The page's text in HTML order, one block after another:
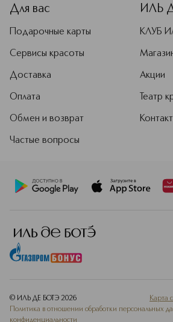
Для вас
Подарочные карты
Сервисы красоты
Доставка
Оплата
Обмен и возврат
Частые вопросы
ИЛЬ
КЛУБ
Акции
Театр
© ИЛЬ ДЕ БОТЭ 2026
Карта
Политика в отношении обработки персональных
конфиденциальности